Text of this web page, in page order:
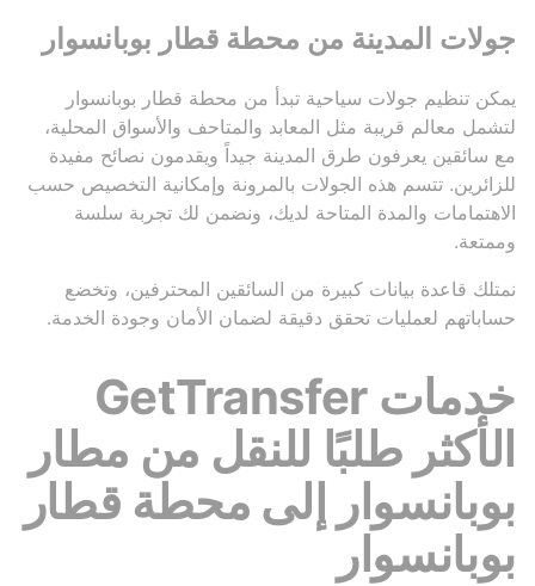
جولات المدينة من محطة قطار بوبانسوار
يمكن تنظيم جولات سياحية تبدأ من محطة قطار بوبانسوار
لتشمل معالم قريبة مثل المعابد والمتاحف والأسواق المحلية،
مع سائقين يعرفون طرق المدينة جيداً ويقدمون نصائح مفيدة
للزائرين. تتسم هذه الجولات بالمرونة وإمكانية التخصيص حسب
الاهتمامات والمدة المتاحة لديك، ونضمن لك تجربة سلسة
وممتعة.
نمتلك قاعدة بيانات كبيرة من السائقين المحترفين، وتخضع
حساباتهم لعمليات تحقق دقيقة لضمان الأمان وجودة الخدمة.
خدمات GetTransfer
الأكثر طلبًا للنقل من مطار
بوبانسوار إلى محطة قطار
بوبانسوار